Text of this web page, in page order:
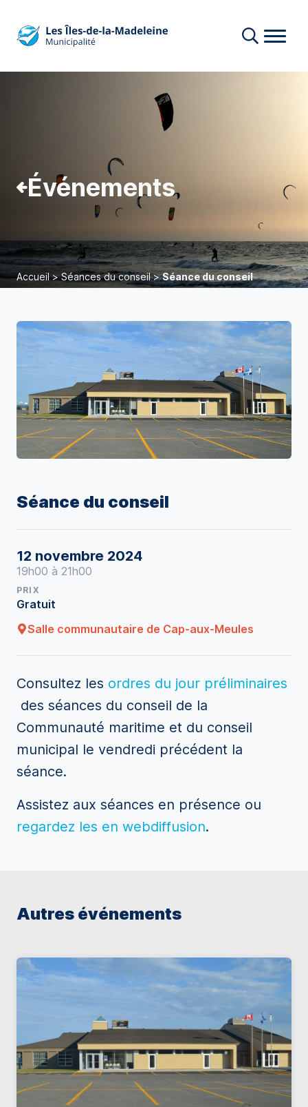
Événements
Accueil>Séances du conseil>Séance du conseil
Séance du conseil
12 novembre 2024
19h00 à 21h00
PRIX
Gratuit
Salle communautaire de Cap-aux-Meules
Consultez les ordres du jour préliminaires
des séances du conseil de la
Communauté maritime et du conseil
municipal le vendredi précédent la
séance.
Assistez aux séances en présence ou
regardez les en webdiffusion.
Autres événements